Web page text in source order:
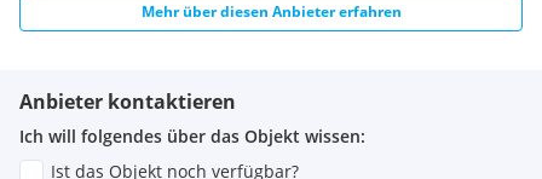
Mehr über diesen Anbieter erfahren
Anbieter kontaktieren
Ich will folgendes über das Objekt wissen:
Ist das Objekt noch verfügbar?